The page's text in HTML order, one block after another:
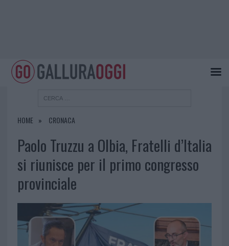
HOME CRONACA
Paolo Truzzu a Olbia, Fratelli d’Italia
si riunisce per il primo congresso
provinciale